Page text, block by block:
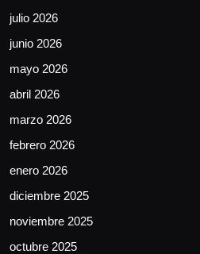
julio 2026
junio 2026
mayo 2026
abril 2026
marzo 2026
febrero 2026
enero 2026
diciembre 2025
noviembre 2025
octubre 2025